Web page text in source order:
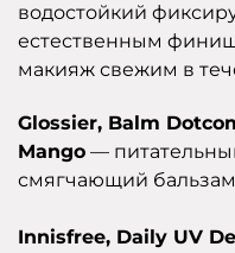
водостойкий
естественным
макияж свежим в
Glossier, Balm
Mango —
смягчающий
Innisfree, Daily UV